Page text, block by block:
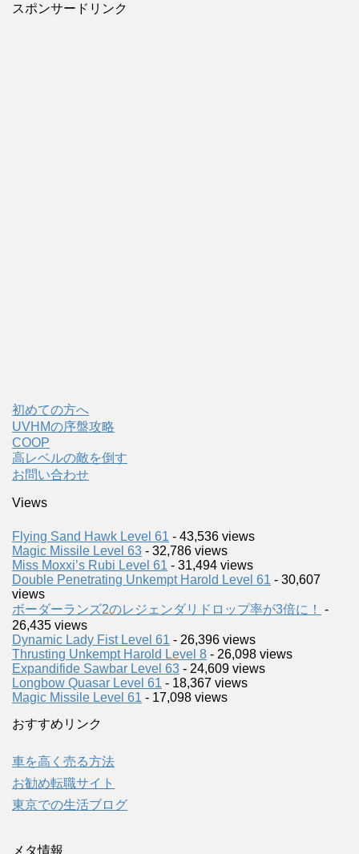
スポンサードリンク
初めての方へ
UVHMの序盤攻略
COOP
高レベルの敵を倒す
お問い合わせ
Views
Flying Sand Hawk Level 61 - 43,536 views
Magic Missile Level 63 - 32,786 views
Miss Moxxi’s Rubi Level 61 - 31,494 views
Double Penetrating Unkempt Harold Level 61 - 30,607
views
ボーダーランズ2のレジェンダリドロップ率が3倍に！
-
26,435 views
Dynamic Lady Fist Level 61 - 26,396 views
Thrusting Unkempt Harold Level 8 - 26,098 views
Expandifide Sawbar Level 63 - 24,609 views
Longbow Quasar Level 61 - 18,367 views
Magic Missile Level 61 - 17,098 views
おすすめリンク
車を高く売る方法
お勧め転職サイト
東京での生活ブログ
メタ情報